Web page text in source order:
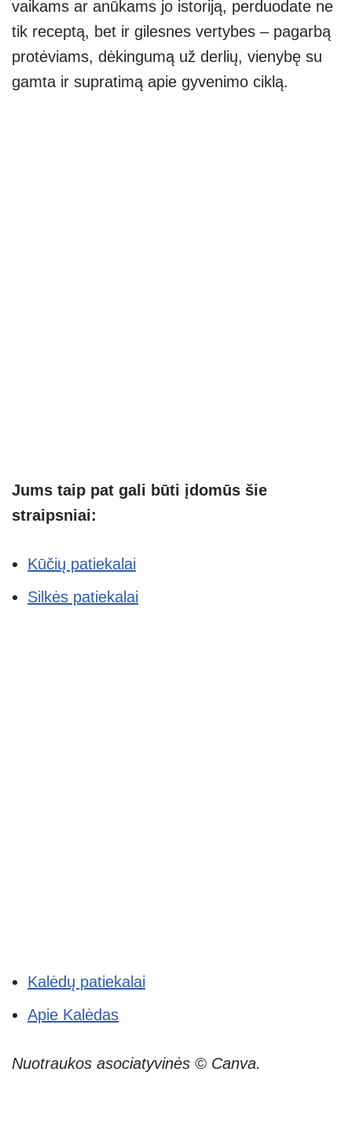
vaikams ar anūkams jo istoriją, perduodate ne
tik receptą, bet ir gilesnes vertybes – pagarbą
protėviams, dėkingumą už derlių, vienybę su
gamta ir supratimą apie gyvenimo ciklą.
Jums taip pat gali būti įdomūs šie
straipsniai:
Kūčių patiekalai
Silkės patiekalai
Kalėdų patiekalai
Apie Kalėdas
Nuotraukos asociatyvinės © Canva.